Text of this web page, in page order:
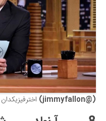
(@jimmyfallon) اخترفیزیکدان